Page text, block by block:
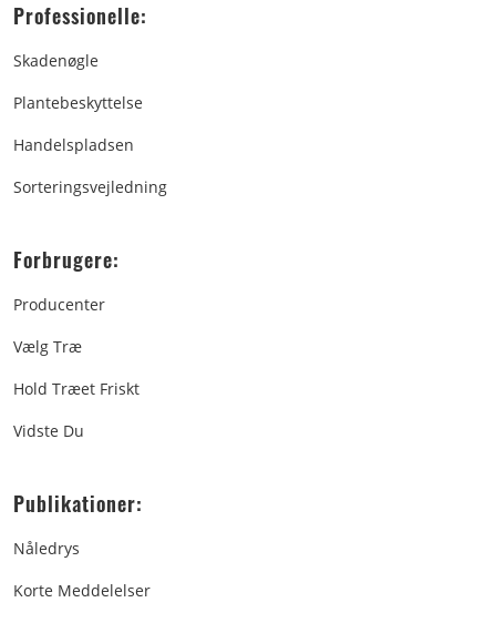
Professionelle:
Skadenøgle
Plantebeskyttelse
Handelspladsen
Sorteringsvejledning
Forbrugere:
Producenter
Vælg Træ
Hold Træet Friskt
Vidste Du
Publikationer:
Nåledrys
Korte Meddelelser